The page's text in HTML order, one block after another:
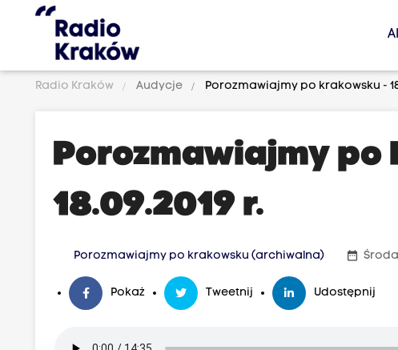
Radio Kraków Audycje Porozmawiajmy po krakowsku -
Porozmawiajmy po
18.09.2019 r.
Porozmawiajmy po krakowsku (archiwalna) date_range
Pokaż Tweetnij Udostępnij